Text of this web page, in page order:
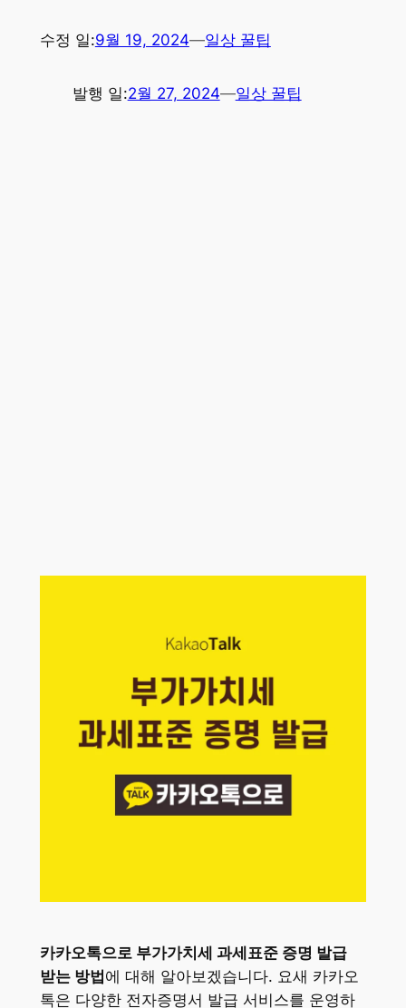
수정 일:9월 19, 2024—일상 꿀팁
발행 일:2월 27, 2024—일상 꿀팁
카카오톡으로 부가가치세 과세표준 증명 발급
받는 방법 에 대해 알아보겠습니다. 요새 카카오
톡은 다양한 전자증명서 발급 서비스를 운영하